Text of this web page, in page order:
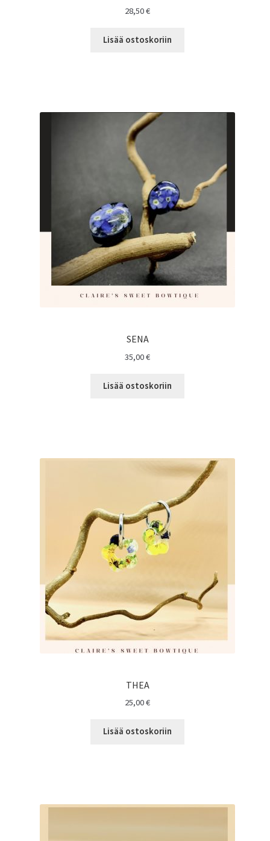
28,50€
Lisää ostoskoriin
SENA
35,00€
Lisää ostoskoriin
THEA
25,00€
Lisää ostoskoriin